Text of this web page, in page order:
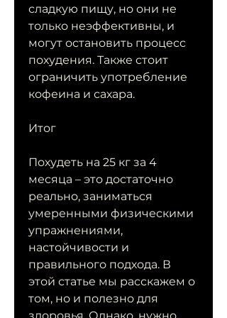
сладкую пищу, но они не
только неэффективны, и
могут остановить процесс
похудения. Также стоит
ограничить употребление
кофеина и сахара.
Итог
Похудеть на 25 кг за 4
месяца – это достаточно
реально, заниматься
умеренными физическими
упражнениями,
настойчивости и
правильного подхода. В
этой статье мы расскажем о
том, но и полезно для